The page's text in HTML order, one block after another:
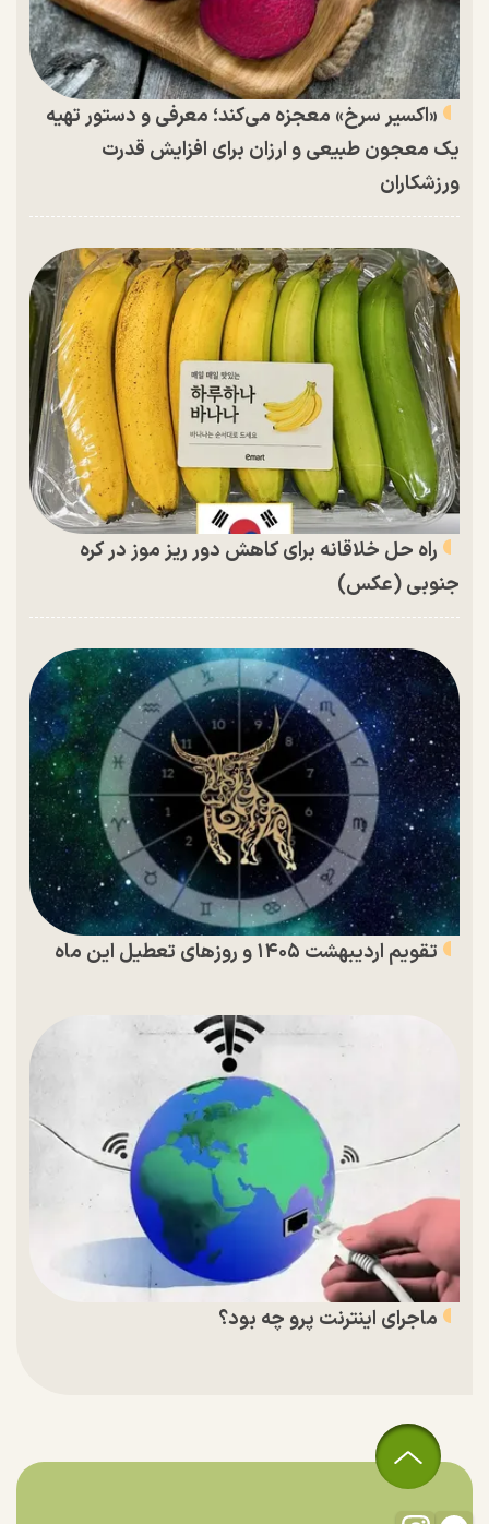
«اکسیر سرخ» معجزه می‌کند؛ معرفی و دستور تهیه
یک معجون طبیعی و ارزان برای افزایش قدرت
ورزشکاران
راه حل خلاقانه برای کاهش دور ریز موز در کره
جنوبی (عکس)
تقویم اردیبهشت ۱۴۰۵ و روز‌های تعطیل این ماه
ماجرای اینترنت پرو چه بود؟